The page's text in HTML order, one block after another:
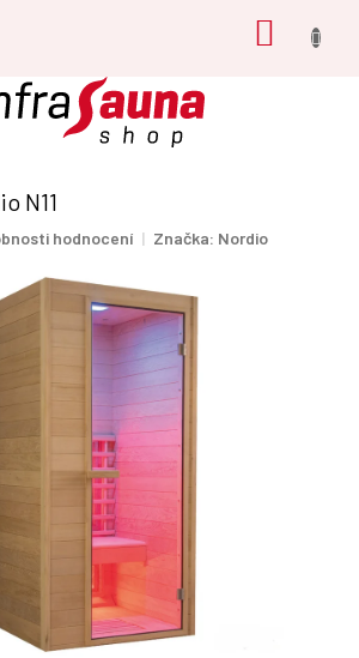
N11
hodnocení Značka: Nordio